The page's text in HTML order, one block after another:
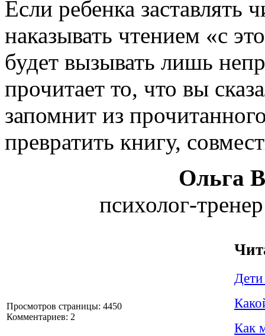
Если ребенка заставлять
наказывать чтением «с
будет вызывать лишь
прочитает то, что вы
запомнит из
превратить книгу,
Ольга
психолог-
Просмотров страницы: 4450
Комментариев: 2
Как